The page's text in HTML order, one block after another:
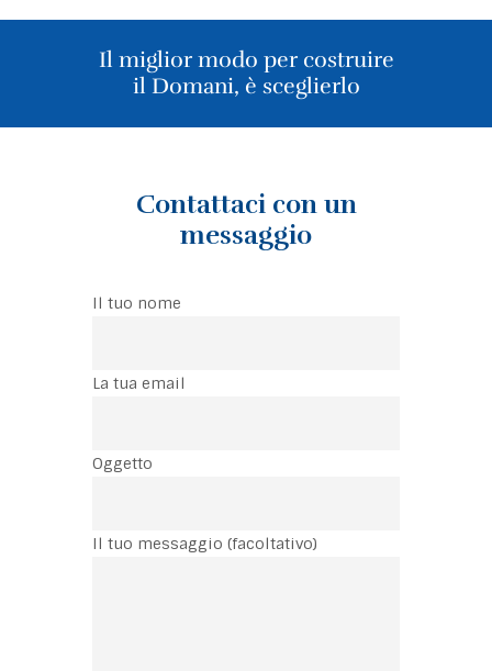
Il miglior modo per costruire
il Domani, è sceglierlo
Contattaci con un
messaggio
Il tuo nome
La tua email
Oggetto
Il tuo messaggio (facoltativo)